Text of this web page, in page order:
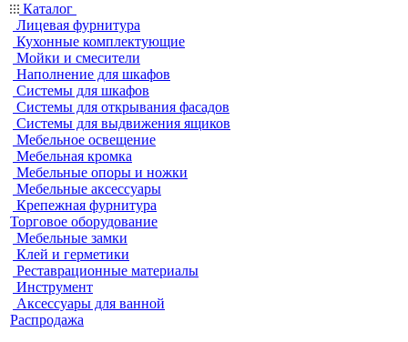
Каталог
Лицевая фурнитура
Кухонные комплектующие
Мойки и смесители
Наполнение для шкафов
Системы для шкафов
Системы для открывания фасадов
Системы для выдвижения ящиков
Мебельное освещение
Мебельная кромка
Мебельные опоры и ножки
Мебельные аксессуары
Крепежная фурнитура
Торговое оборудование
Мебельные замки
Клей и герметики
Реставрационные материалы
Инструмент
Аксессуары для ванной
Распродажа